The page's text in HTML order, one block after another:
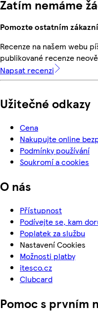
Zatím nemáme
Pomozte ostatním
Recenze na našem webu
publikované recenze
Napsat recenzi
Užitečné odkazy
Cena
Nakupujte online
Podmínky používání
Soukromí a cookies
O nás
Přístupnost
Podívejte se, kam
Poplatek za službu
Nastavení Cookies
Možnosti platby
itesco.cz
Clubcard
Pomoc s prvním